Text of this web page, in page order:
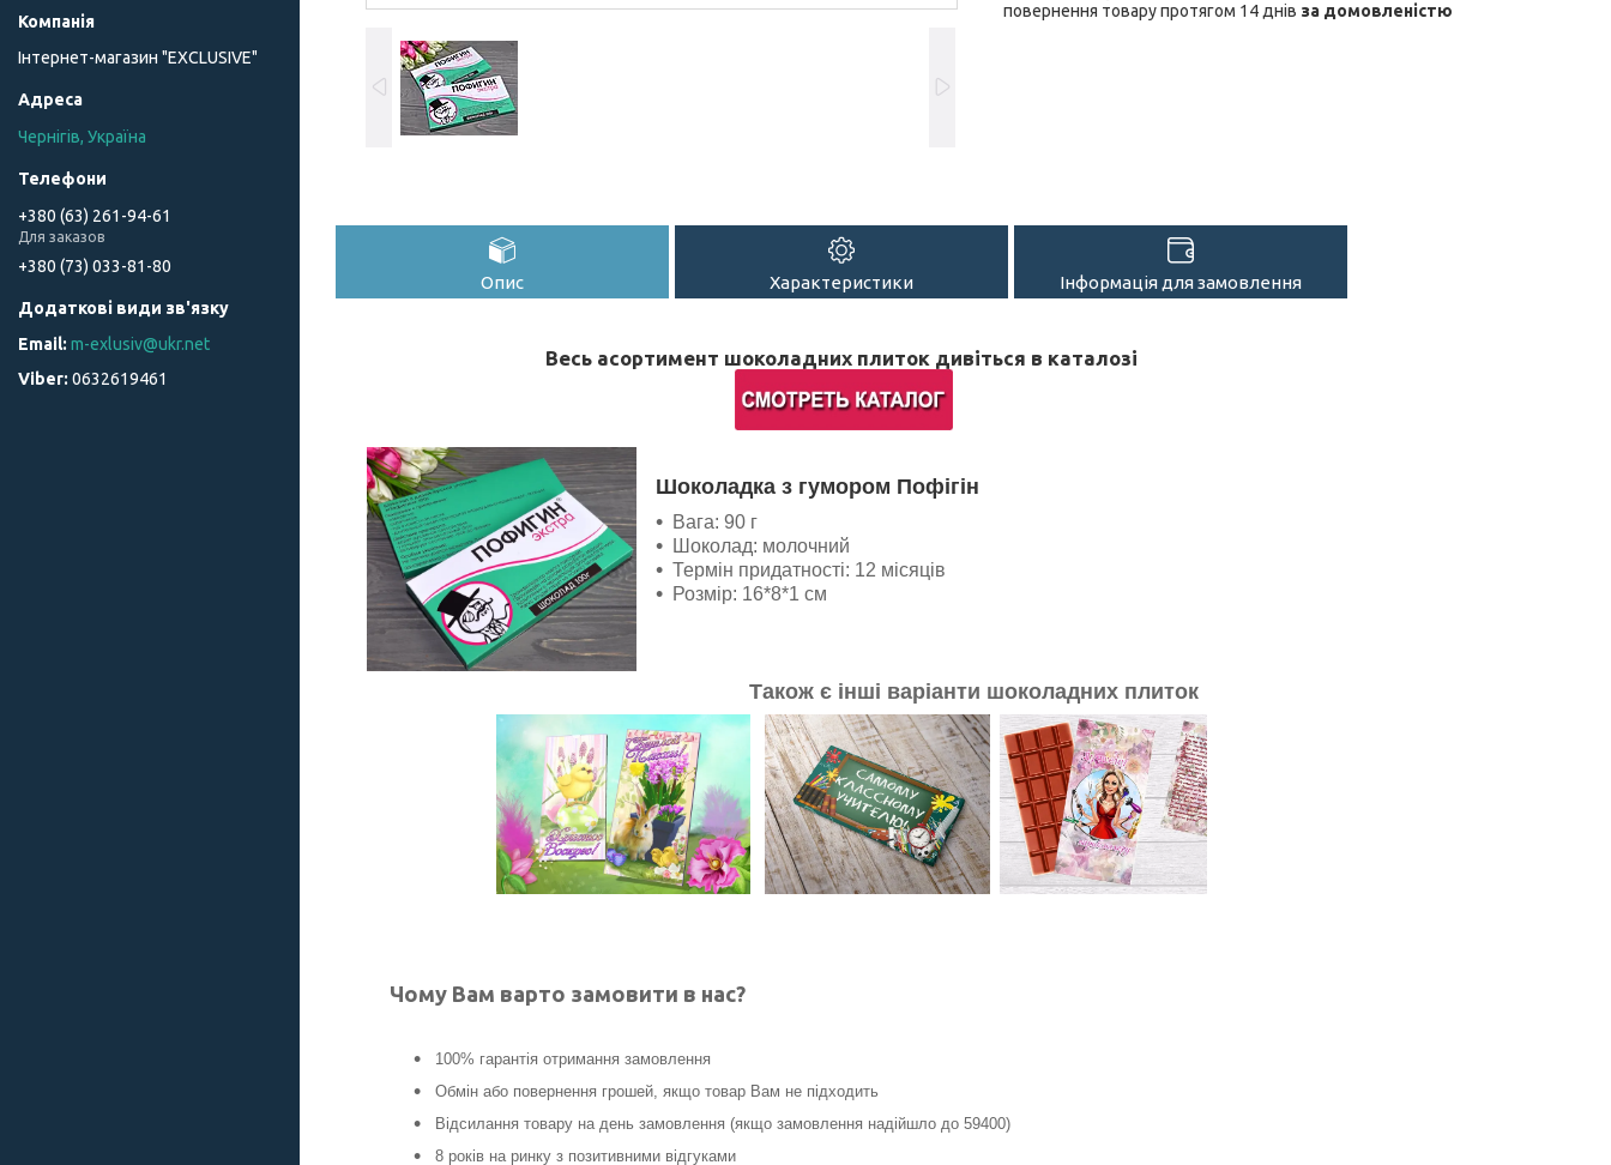
повернення товару протягом 14 днів за домовленістю
Опис Характеристики Інформація для замовлення
Весь асортимент шоколадних плиток дивіться в каталозі
Шоколадка з гумором Пофігін
Вага: 90 г
Шоколад: молочний
Термін придатності: 12 місяців
Розмір: 16*8*1 см
Також є інші варіанти шоколадних плиток
Чому Вам варто замовити в нас?
100% гарантія отримання замовлення
Обмін або повернення грошей, якщо товар Вам не підходить
Відсилання товару на день замовлення (якщо замовлення надійшло до 59400)
8 років на ринку з позитивними відгуками
Інтернет-магазин "ЕXCLUSIVE"
Чернігів, Україна
+380 (63) 261-94-61
Для заказов
+380 (73) 033-81-80
m-exlusiv@ukr.net
0632619461